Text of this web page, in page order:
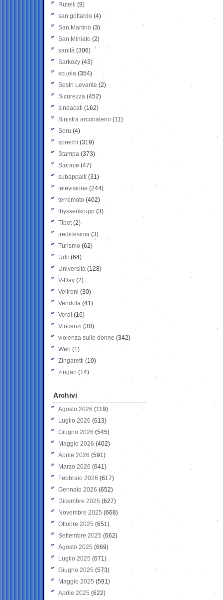
Rutelli (9)
san gottardo (4)
San Martino (3)
San Miniato (2)
sanità (306)
Sarkozy (43)
scuola (354)
Sestri Levante (2)
Sicurezza (452)
sindacati (162)
Sinistra arcobaleno (11)
Soru (4)
sprechi (319)
Stampa (373)
Storace (47)
subappalti (31)
televisione(244)
terremoto (402)
thyssenkrupp (3)
Tibet(2)
tredicesima (3)
Turismo (62)
Udc (64)
Università (128)
V-Day (2)
Veltroni (30)
Vendola (41)
Verdi (16)
Vincenzi (30)
violenza sulle donne (342)
Web (1)
Zingaretti (10)
zingari (14)
Archivi
Agosto 2026 (119)
Luglio 2026 (613)
Giugno 2026 (545)
Maggio 2026 (402)
Aprile 2026 (591)
Marzo 2026 (641)
Febbraio 2026 (617)
Gennaio 2026 (652)
Dicembre 2025 (627)
Novembre 2025 (668)
Ottobre 2025 (651)
Settembre 2025 (662)
Agosto 2025 (669)
Luglio 2025 (671)
Giugno 2025 (573)
Maggio 2025 (591)
Aprile 2025 (622)